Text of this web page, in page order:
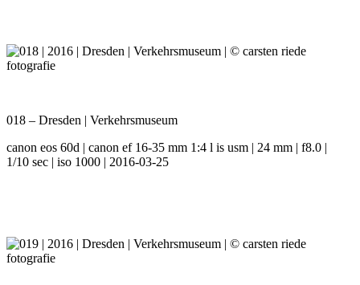
018 – Dresden | Verkehrsmuseum
canon eos 60d | canon ef 16-35 mm 1:4 l is usm | 24 mm | f8.0 |
1/10 sec | iso 1000 | 2016-03-25